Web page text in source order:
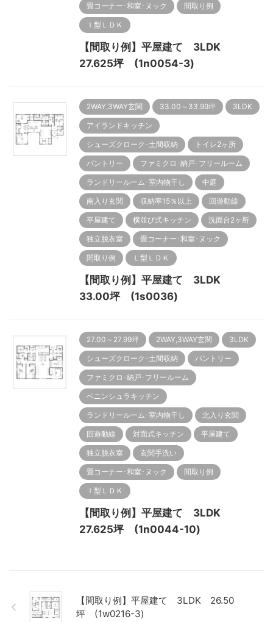
畳コーナー･和室･ヌック 間取り例
Ｉ型ＬＤＫ
【間取り例】平屋建て 3LDK
27.625坪 (1n0054-3)
2WAY,3WAY玄関 33.00～33.99坪 3LDK
アイランドキッチン
シューズクローク･土間収納 トイレ2ヶ所
パントリー ファミクロ･納戸･フリールーム
ランドリールーム･室内物干し 中庭
南入り玄関 収納率15％以上 回遊動線
平屋建て 横並び式キッチン 洗面台2ヶ所
独立脱衣室 畳コーナー･和室･ヌック
間取り例 Ｌ型ＬＤＫ
【間取り例】平屋建て 3LDK
33.00坪 (1s0036)
27.00～27.99坪 2WAY,3WAY玄関 3LDK
シューズクローク･土間収納 パントリー
ファミクロ･納戸･フリールーム
ペニンシュラキッチン
ランドリールーム･室内物干し 北入り玄関
回遊動線 対面式キッチン 平屋建て
独立脱衣室 玄関手洗い
畳コーナー･和室･ヌック 間取り例
Ｉ型ＬＤＫ
【間取り例】平屋建て 3LDK
27.625坪 (1n0044-10)
【間取り例】平屋建て 3LDK 26.50
坪 (1w0216-3)